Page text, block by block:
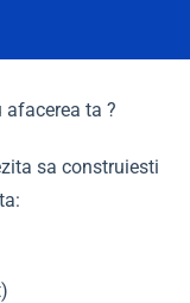
afacerea ta ?
sa construiesti